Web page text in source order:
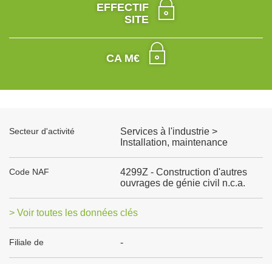
EFFECTIF
SITE
CA M€
Secteur d'activité
Services à l'industrie >
Installation, maintenance
Code NAF
4299Z - Construction d'autres
ouvrages de génie civil n.c.a.
> Voir toutes les données clés
Filiale de -